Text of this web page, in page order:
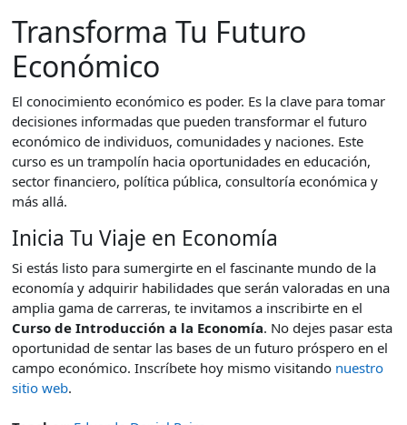
Transforma Tu Futuro
Económico
El conocimiento económico es poder. Es la clave para tomar
decisiones informadas que pueden transformar el futuro
económico de individuos, comunidades y naciones. Este
curso es un trampolín hacia oportunidades en educación,
sector financiero, política pública, consultoría económica y
más allá.
Inicia Tu Viaje en Economía
Si estás listo para sumergirte en el fascinante mundo de la
economía y adquirir habilidades que serán valoradas en una
amplia gama de carreras, te invitamos a inscribirte en el
Curso de Introducción a la Economía. No dejes pasar esta
oportunidad de sentar las bases de un futuro próspero en el
campo económico. Inscríbete hoy mismo visitando nuestro
sitio web.